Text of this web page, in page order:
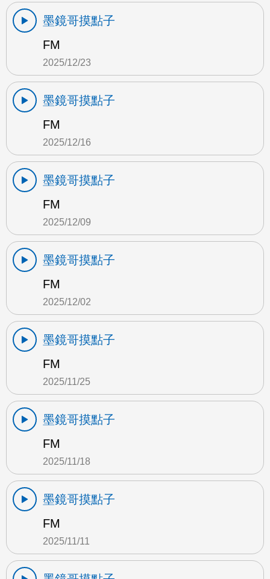
墨鏡哥摸點子
FM
2025/12/23
墨鏡哥摸點子
FM
2025/12/16
墨鏡哥摸點子
FM
2025/12/09
墨鏡哥摸點子
FM
2025/12/02
墨鏡哥摸點子
FM
2025/11/25
墨鏡哥摸點子
FM
2025/11/18
墨鏡哥摸點子
FM
2025/11/11